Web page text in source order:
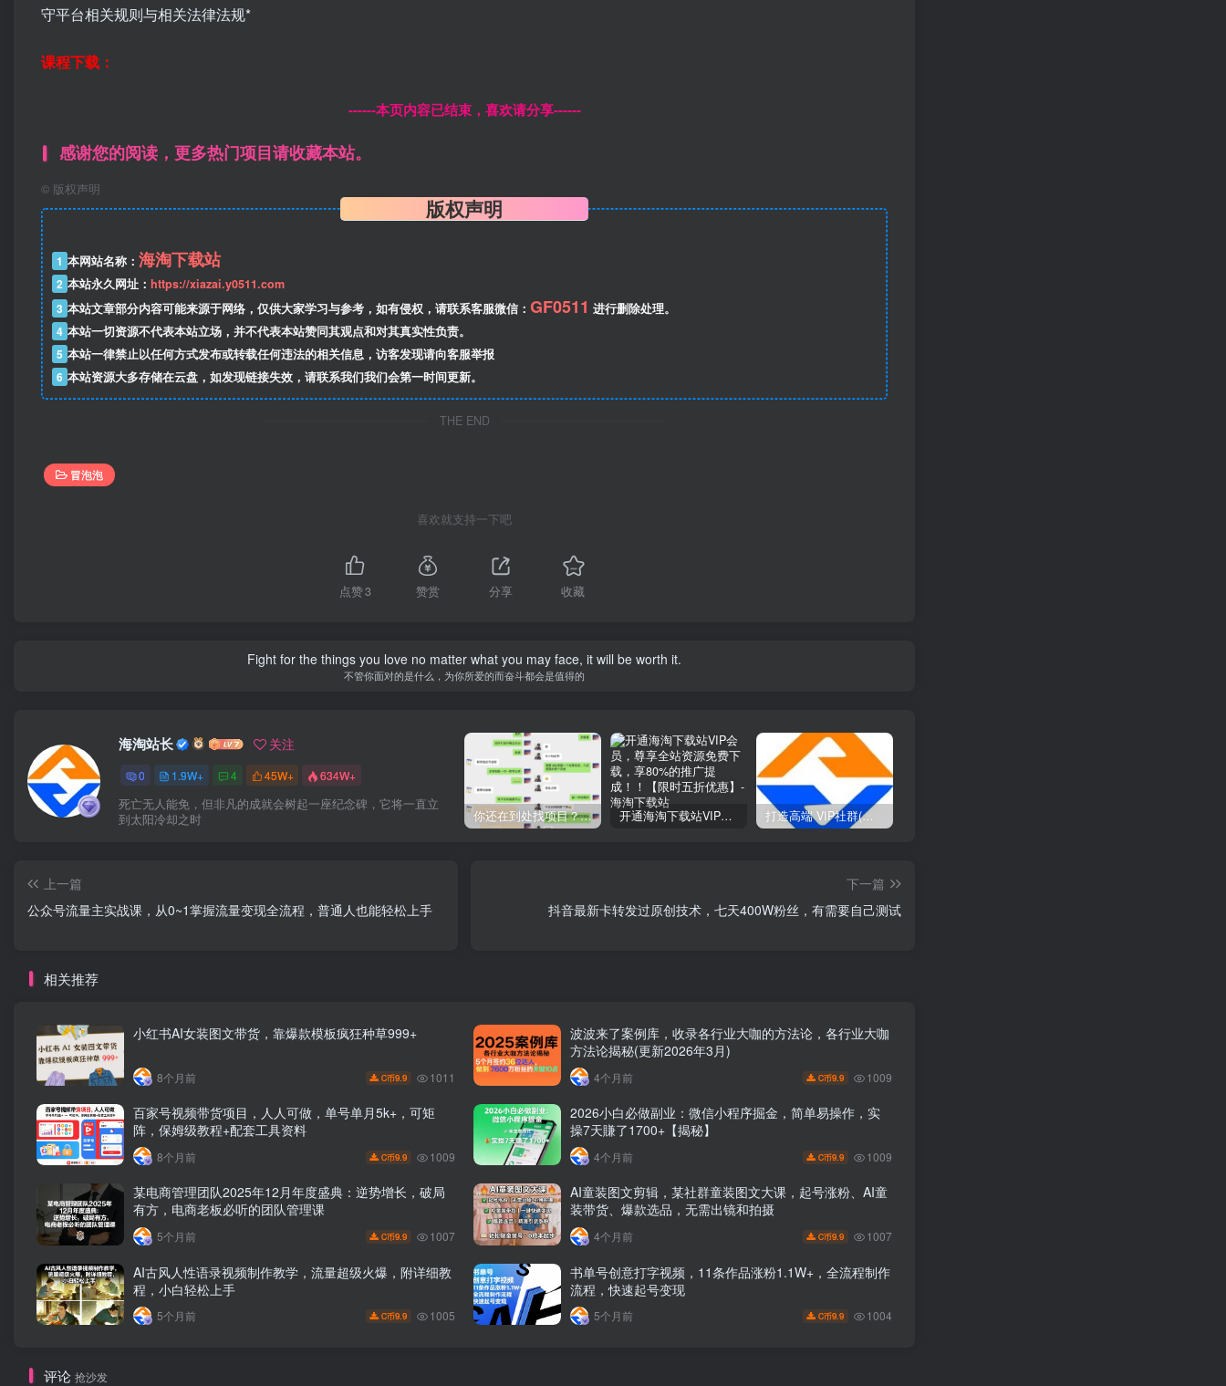
守平台相关规则与相关法律法规*
课程下载：
------本页内容已结束，喜欢请分享------
感谢您的阅读，更多热门项目请收藏本站。
© 版权声明
版权声明
1 本网站名称： 海淘下载站
2 本站永久网址： https://xiazai.y0511.com
3 本站文章部分内容可能来源于网络，仅供大家学习与参考，如有侵权，请联系客服微信： GF0511 进行删除处理。
4 本站一切资源不代表本站立场，并不代表本站赞同其观点和对其真实性负责。
5 本站一律禁止以任何方式发布或转载任何违法的相关信息，访客发现请向客服举报
6 本站资源大多存储在云盘，如发现链接失效，请联系我们我们会第一时间更新。
THE END
冒泡泡
喜欢就支持一下吧
点赞3 赞赏 分享 收藏
Fight for the things you love no matter what you may face, it will be worth it.
不管你面对的是什么，为你所爱的而奋斗都会是值得的
海淘站长 关注
0 1.9W+ 4 45W+ 634W+
死亡无人能免，但非凡的成就会树起一座纪念碑，它将一直立
到太阳冷却之时
你还在到处找项目？还在当韭菜？我靠网创资源站一个月收入5万+，曾经我也是个失败者。 开通海淘下载站VIP会员，尊享全站资源免费下载，享80%的推广提成！！【限时五折优惠】 打造高端 VIP社群(社群仅对网站用户开放)
上一篇
公众号流量主实战课，从0~1掌握流量变现全流程，普通人也能轻松上手
下一篇
抖音最新卡转发过原创技术，七天400W粉丝，有需要自己测试
相关推荐
小红书AI女装图文带货，靠爆款模板疯狂种草999+
8个月前 C币9.9 1011
波波来了案例库，收录各行业大咖的方法论，各行业大咖
方法论揭秘(更新2026年3月)
4个月前 C币9.9 1009
百家号视频带货项目，人人可做，单号单月5k+，可矩
阵，保姆级教程+配套工具资料
8个月前 C币9.9 1009
2026小白必做副业：微信小程序掘金，简单易操作，实
操7天賺了1700+【揭秘】
4个月前 C币9.9 1009
某电商管理团队2025年12月年度盛典：逆势增长，破局
有方，电商老板必听的团队管理课
5个月前 C币9.9 1007
AI童装图文剪辑，某社群童装图文大课，起号涨粉、AI童
装带货、爆款选品，无需出镜和拍摄
4个月前 C币9.9 1007
AI古风人性语录视频制作教学，流量超级火爆，附详细教
程，小白轻松上手
5个月前 C币9.9 1005
书单号创意打字视频，11条作品涨粉1.1W+，全流程制作
流程，快速起号变现
5个月前 C币9.9 1004
评论 抢沙发